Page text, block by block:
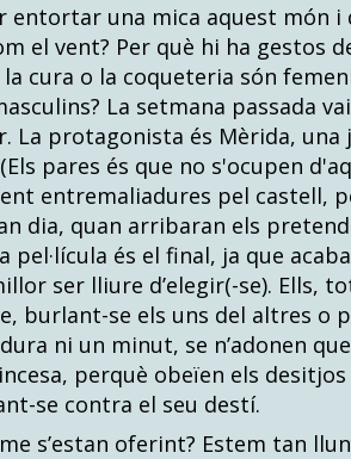
entortar una mica aquest món i
el vent? Per què hi ha gestos
cura o la coqueteria són
La setmana passada
La protagonista és Mèrida,
pares és que no s'ocupen
entremaliadures pel castell,
dia, quan arribaran els
pel·lícula és el final, ja que
ser lliure d’elegir(-se). Ells,
burlant-se els uns del altres o
ni un minut, se n’adonen
perquè obeïen els desitjos
se contra el seu destí.
s’estan oferint? Estem tan